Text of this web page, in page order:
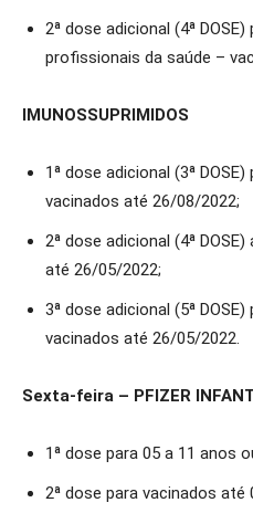
2ª dose adicional (4ª
profissionais da saúde –
IMUNOSSUPRIMIDOS
1ª dose adicional (3ª
vacinados até 26/08/2022;
2ª dose adicional (4ª
até 26/05/2022;
3ª dose adicional (5ª
vacinados até 26/05/2022.
Sexta-feira – PFIZER
1ª dose para 05 a 11 anos
2ª dose para vacinados até